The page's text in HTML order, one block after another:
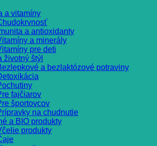
a vitamíny
a antioxidanty
a minerály
pre deti
životný štýl
a bezlaktózové potraviny
fajčiarov
športovcov
na chudnutie
a BIO produkty
produkty